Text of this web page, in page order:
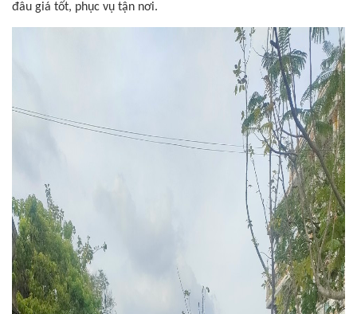
đâu giá tốt, phục vụ tận nơi.